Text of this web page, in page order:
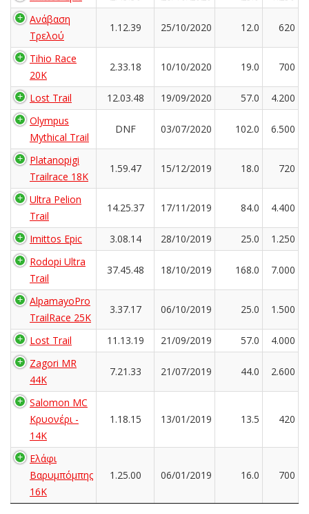
Ανάβαση
Τρελού
1.12.39 25/10/2020 12.0 620
Tihio Race
20K
2.33.18 10/10/2020 19.0 700
Lost Trail 12.03.48 19/09/2020 57.0
4.200
Olympus
Mythical Trail
DNF 03/07/2020 102.0 6.500
Platanopigi
Trailrace 18K
1.59.47 15/12/2019 18.0 720
Ultra Pelion
Trail
14.25.37 17/11/2019 84.0 4.400
Imittos Epic 3.08.14 28/10/2019 25.0
1.250
Rodopi Ultra
Trail
37.45.48 18/10/2019 168.0 7.000
AlpamayoPro
TrailRace 25K
3.37.17 06/10/2019 25.0 1.500
Lost Trail 11.13.19 21/09/2019 57.0
4.000
Zagori MR
44K
7.21.33 21/07/2019 44.0 2.600
Salomon MC
Κρυονέρι -
14K
1.18.15 13/01/2019 13.5 420
Ελάφι
Βαρυμπόμπης
16K
1.25.00 06/01/2019 16.0 700